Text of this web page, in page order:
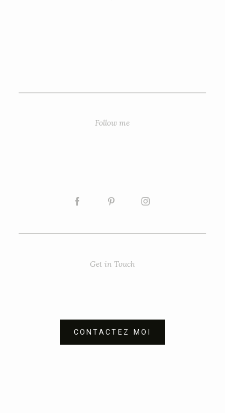
Get in Touch
Follow me
CONTACTEZ MOI